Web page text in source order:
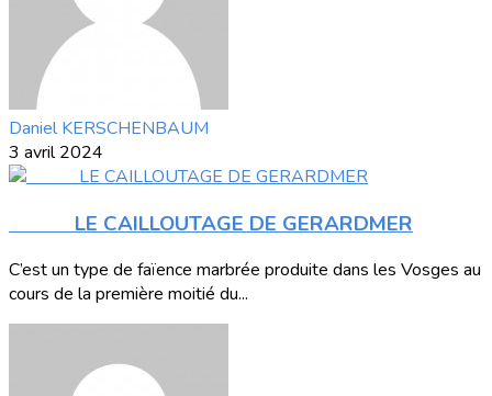
Daniel KERSCHENBAUM
3 avril 2024
LE CAILLOUTAGE DE GERARDMER
C’est un type de faïence marbrée produite dans les Vosges au
cours de la première moitié du...